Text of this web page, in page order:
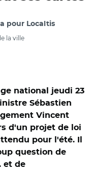
pour Localtis
la ville
national jeudi 23
Sébastien
Vincent
d'un projet de loi
pour l'été. Il
question de
et de